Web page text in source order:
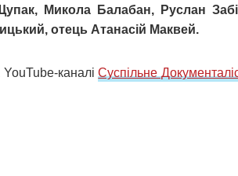
Микола Балабан, Руслан
отець Атанасій Маквей.
каналіСуспільне